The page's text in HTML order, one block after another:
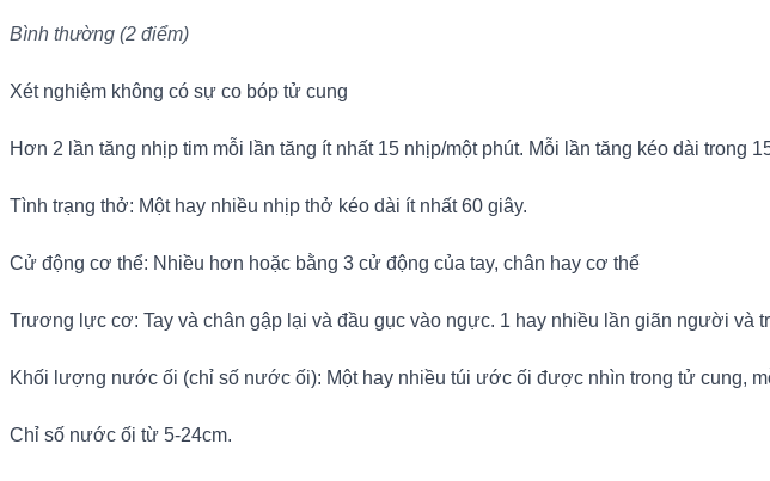
Bình thường (2 điểm)
Xét nghiệm không có sự co bóp tử cung
Hơn 2 lần tăng nhịp tim mỗi lần tăng ít nhất 15 nhịp/một phút. Mỗi lần tăng kéo dài trong
Tình trạng thở: Một hay nhiều nhịp thở kéo dài ít nhất 60 giây.
Cử động cơ thể: Nhiều hơn hoặc bằng 3 cử động của tay, chân hay cơ thể
Trương lực cơ: Tay và chân gập lại và đầu gục vào ngực. 1 hay nhiều lần giãn người và
Khối lượng nước ối (chỉ số nước ối): Một hay nhiều túi ước ối được nhìn trong tử cung,
Chỉ số nước ối từ 5-24cm.